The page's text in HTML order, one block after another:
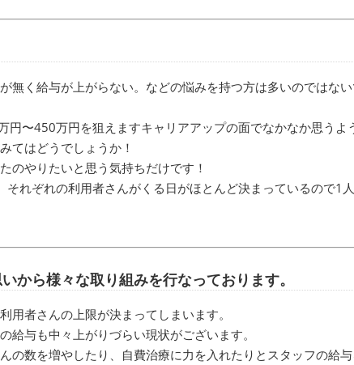
無く給与が上がらない。などの悩みを持つ方は多いのではな
〜450万円を狙えますキャリアアップの面でなかなか思うよ
てはどうでしょうか！
のやりたいと思う気持ちだけです！
れぞれの利用者さんがくる日がほとんど決まっているので1
から様々な取り組みを行なっております。
者さんの上限が決まってしまいます。
与も中々上がりづらい現状がございます。
の数を増やしたり、自費治療に力を入れたりとスタッフの給